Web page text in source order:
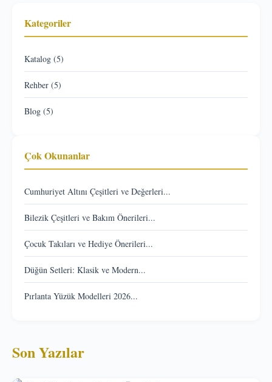
Kategoriler
Katalog (5)
Rehber (5)
Blog (5)
Çok Okunanlar
Cumhuriyet Altını Çeşitleri ve Değerleri...
Bilezik Çeşitleri ve Bakım Önerileri...
Çocuk Takıları ve Hediye Önerileri...
Düğün Setleri: Klasik ve Modern...
Pırlanta Yüzük Modelleri 2026...
Son Yazılar